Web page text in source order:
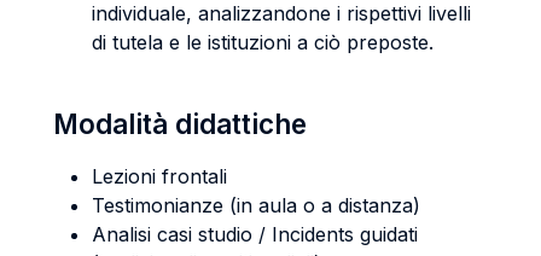
individuale, analizzandone i rispettivi livelli
di tutela e le istituzioni a ciò preposte.
Modalità didattiche
Lezioni frontali
Testimonianze (in aula o a distanza)
Analisi casi studio / Incidents guidati